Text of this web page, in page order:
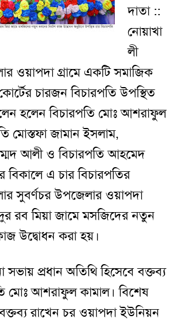
দাতা ::
নোয়াখা
লী
ওয়াপদা গ্রামে একটি সমাজিক
চারজন বিচারপতি উপস্থিত
হলেন বিচারপতি মোঃ আশরাফুল
মোস্তফা জামান ইসলাম,
আলী ও বিচারপতি আহমেদ
বিকালে এ চার বিচারপতির
সুবর্ণচর উপজেলার ওয়াপদা
রব মিয়া জামে মসজিদের নতুন
উদ্বোধন করা হয়।
প্রধান অতিথি হিসেবে বক্তব্য
মোঃ আশরাফুল কামাল। বিশেষ
রাখেন চর ওয়াপদা ইউনিয়ন